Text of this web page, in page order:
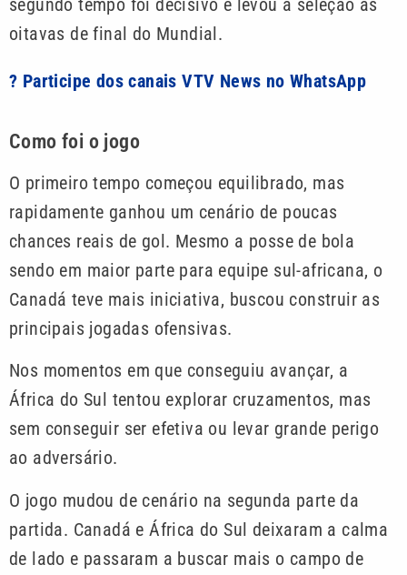
oitavas de final do Mundial.
? Participe dos canais VTV News no WhatsApp
Como foi o jogo
O primeiro tempo começou equilibrado, mas
rapidamente ganhou um cenário de poucas
chances reais de gol. Mesmo a posse de bola
sendo em maior parte para equipe sul-africana, o
Canadá teve mais iniciativa, buscou construir as
principais jogadas ofensivas.
Nos momentos em que conseguiu avançar, a
África do Sul tentou explorar cruzamentos, mas
sem conseguir ser efetiva ou levar grande perigo
ao adversário.
O jogo mudou de cenário na segunda parte da
partida. Canadá e África do Sul deixaram a calma
de lado e passaram a buscar mais o campo de